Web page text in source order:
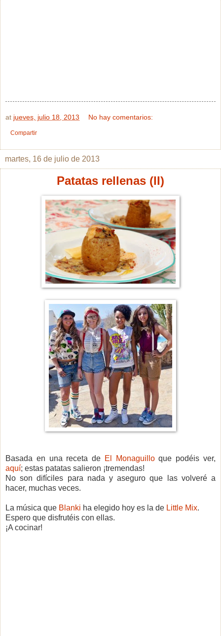
at jueves, julio 18, 2013 No hay comentarios:
Compartir
martes, 16 de julio de 2013
Patatas rellenas (II)
Basada en una receta de El Monaguilloque podéis ver,
aquí; estas patatas salieron ¡tremendas!
No son difíciles para nada y aseguro que las volveré a
hacer, muchas veces.
La música que Blanki ha elegido hoy es la de Little Mix.
Espero que disfrutéis con ellas.
¡A cocinar!